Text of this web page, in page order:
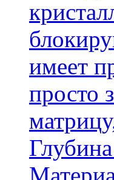
имеет
просто